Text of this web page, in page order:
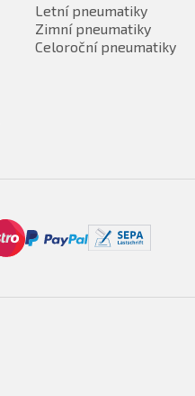
Letní pneumatiky
Zimní pneumatiky
Celoroční pneumatiky